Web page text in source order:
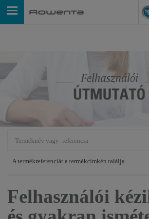
A termékreferenciát a termékcímkén találja.
Felhasználói